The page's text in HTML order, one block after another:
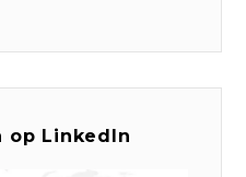
op LinkedIn